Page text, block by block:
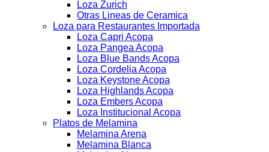
Loza Zurich
Otras Lineas de Ceramica
Loza para Restaurantes Importada
Loza Capri Acopa
Loza Pangea Acopa
Loza Blue Bands Acopa
Loza Cordelia Acopa
Loza Keystone Acopa
Loza Highlands Acopa
Loza Embers Acopa
Loza Institucional Acopa
Platos de Melamina
Melamina Arena
Melamina Blanca